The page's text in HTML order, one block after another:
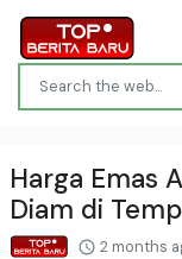
Harga Emas
Diam di
2 months